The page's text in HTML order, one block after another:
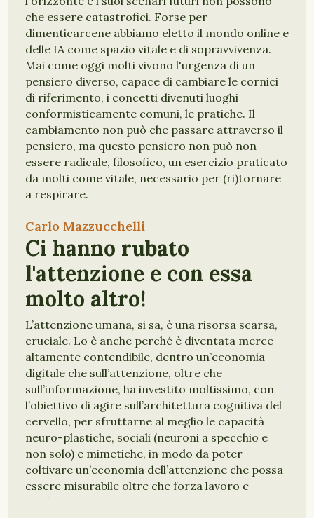
che essere catastrofici. Forse per
dimenticarcene abbiamo eletto il mondo online e
delle IA come spazio vitale e di sopravvivenza.
Mai come oggi molti vivono l'urgenza di un
pensiero diverso, capace di cambiare le cornici
di riferimento, i concetti divenuti luoghi
conformisticamente comuni, le pratiche. Il
cambiamento non può che passare attraverso il
pensiero, ma questo pensiero non può non
essere radicale, filosofico, un esercizio praticato
da molti come vitale, necessario per (ri)tornare
a respirare.
FILOSOFIA PENSIERO
Carlo Mazzucchelli
Ci hanno rubato
l'attenzione e con essa
molto altro!
L’attenzione umana, si sa, è una risorsa scarsa,
cruciale. Lo è anche perché è diventata merce
altamente contendibile, dentro un’economia
digitale che sull’attenzione, oltre che
sull’informazione, ha investito moltissimo, con
l’obiettivo di agire sull’architettura cognitiva del
cervello, per sfruttarne al meglio le capacità
neuro-plastiche, sociali (neuroni a specchio e
non solo) e mimetiche, in modo da poter
coltivare un’economia dell’attenzione che possa
essere misurabile oltre che forza lavoro e
profittevole.